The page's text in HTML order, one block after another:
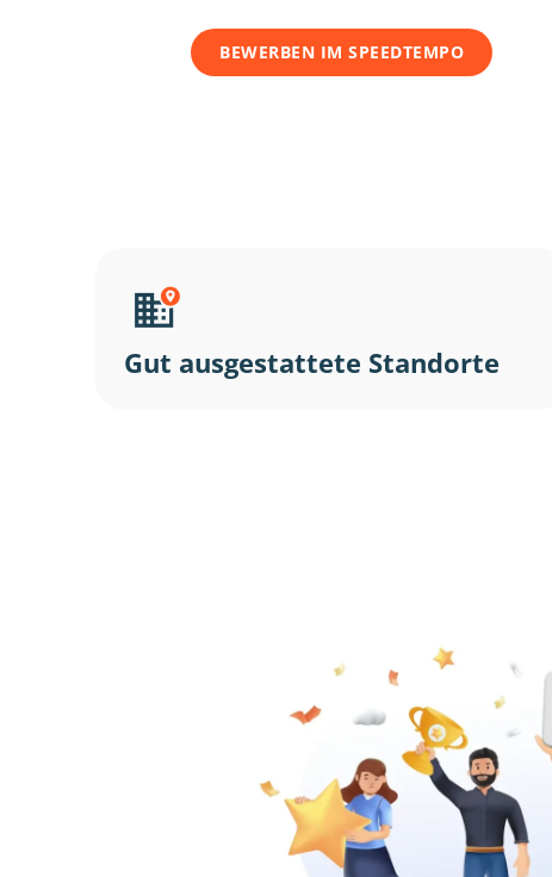
BEWERBEN IM SPEEDTEMPO
Gut ausgestattete Standorte